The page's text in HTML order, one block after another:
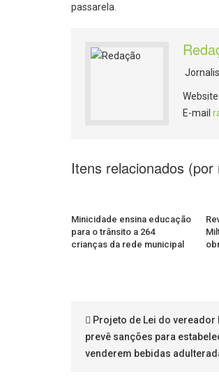
passarela.
E-mail
Itens relacionados (por
Minicidade ensina educação
para o trânsito a 264
crianças da rede municipal
Projeto de Lei do vereador
prevê sanções para
venderem bebidas